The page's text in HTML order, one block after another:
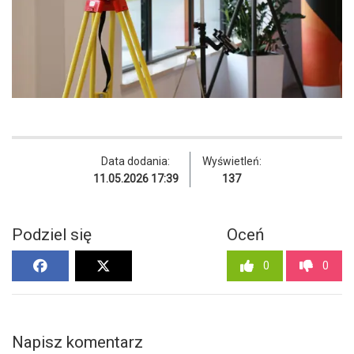
Data dodania:
11.05.2026 17:39
Wyświetleń:
137
Podziel się Oceń
0 0
Napisz komentarz